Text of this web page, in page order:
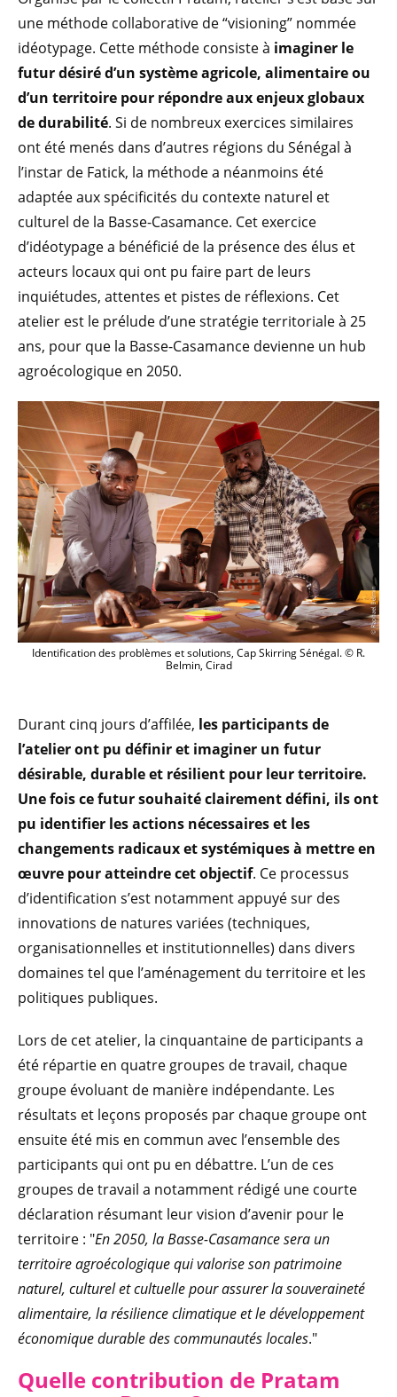
une méthode collaborative de “visioning” nommée
idéotypage. Cette méthode consiste à imaginer le
futur désiré d’un système agricole, alimentaire ou
d’un territoire pour répondre aux enjeux globaux
de durabilité. Si de nombreux exercices similaires
ont été menés dans d’autres régions du Sénégal à
l’instar de Fatick, la méthode a néanmoins été
adaptée aux spécificités du contexte naturel et
culturel de la Basse-Casamance. Cet exercice
d’idéotypage a bénéficié de la présence des élus et
acteurs locaux qui ont pu faire part de leurs
inquiétudes, attentes et pistes de réflexions. Cet
atelier est le prélude d’une stratégie territoriale à 25
ans, pour que la Basse-Casamance devienne un hub
agroécologique en 2050.
Identification des problèmes et solutions, Cap Skirring Sénégal. © R.
Belmin, Cirad
Durant cinq jours d’affilée, les participants de
l’atelier ont pu définir et imaginer un futur
désirable, durable et résilient pour leur territoire.
Une fois ce futur souhaité clairement défini, ils ont
pu identifier les actions nécessaires et les
changements radicaux et systémiques à mettre en
œuvre pour atteindre cet objectif. Ce processus
d’identification s’est notamment appuyé sur des
innovations de natures variées (techniques,
organisationnelles et institutionnelles) dans divers
domaines tel que l’aménagement du territoire et les
politiques publiques.
Lors de cet atelier, la cinquantaine de participants a
été répartie en quatre groupes de travail, chaque
groupe évoluant de manière indépendante. Les
résultats et leçons proposés par chaque groupe ont
ensuite été mis en commun avec l’ensemble des
participants qui ont pu en débattre. L’un de ces
groupes de travail a notamment rédigé une courte
déclaration résumant leur vision d’avenir pour le
territoire : "En 2050, la Basse-Casamance sera un
territoire agroécologique qui valorise son patrimoine
naturel, culturel et cultuelle pour assurer la souveraineté
alimentaire, la résilience climatique et le développement
économique durable des communautés locales."
Quelle contribution de Pratam